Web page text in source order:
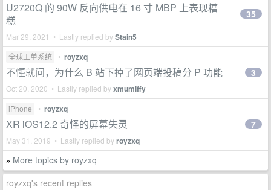
U2720Q 的 90W 反向供电在 16 寸 MBP 上表现糟
糕
Mar 29, 2021 • Lastly replied byStain5
35
全球工单系统 • royzxq
不懂就问，为什么 B 站下掉了网页端投稿分 P 功能
Oct 20, 2020 • Lastly replied byxmumiffy
3
iPhone • royzxq
XR iOS12.2 奇怪的屏幕失灵
May 31, 2019 • Lastly replied byroyzxq
7
» More topics by royzxq
royzxq's recent replies